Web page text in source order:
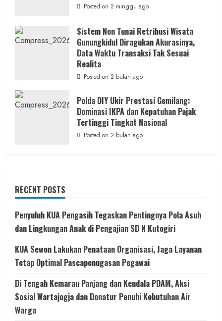
Posted on 2 minggu ago
Sistem Non Tunai Retribusi Wisata
Gunungkidul Diragukan Akurasinya,
Data Waktu Transaksi Tak Sesuai
Realita
Posted on 2 bulan ago
Polda DIY Ukir Prestasi Gemilang:
Dominasi IKPA dan Kepatuhan Pajak
Tertinggi Tingkat Nasional
Posted on 2 bulan ago
RECENT POSTS
Penyuluh KUA Pengasih Tegaskan Pentingnya Pola Asuh
dan Lingkungan Anak di Pengajian SD N Kutogiri
KUA Sewon Lakukan Penataan Organisasi, Jaga Layanan
Tetap Optimal Pascapenugasan Pegawai
Di Tengah Kemarau Panjang dan Kendala PDAM, Aksi
Sosial Wartajogja dan Donatur Penuhi Kebutuhan Air
Warga